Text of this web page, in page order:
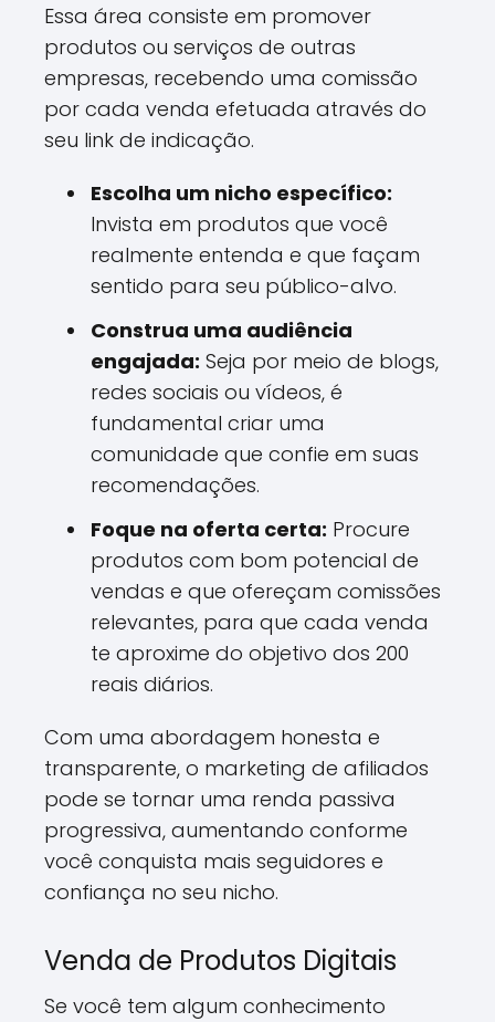
Essa área consiste em promover
produtos ou serviços de outras
empresas, recebendo uma comissão
por cada venda efetuada através do
seu link de indicação.
Escolha um nicho específico:
Invista em produtos que você
realmente entenda e que façam
sentido para seu público-alvo.
Construa uma audiência
engajada: Seja por meio de blogs,
redes sociais ou vídeos, é
fundamental criar uma
comunidade que confie em suas
recomendações.
Foque na oferta certa: Procure
produtos com bom potencial de
vendas e que ofereçam comissões
relevantes, para que cada venda
te aproxime do objetivo dos 200
reais diários.
Com uma abordagem honesta e
transparente, o marketing de afiliados
pode se tornar uma renda passiva
progressiva, aumentando conforme
você conquista mais seguidores e
confiança no seu nicho.
Venda de Produtos Digitais
Se você tem algum conhecimento